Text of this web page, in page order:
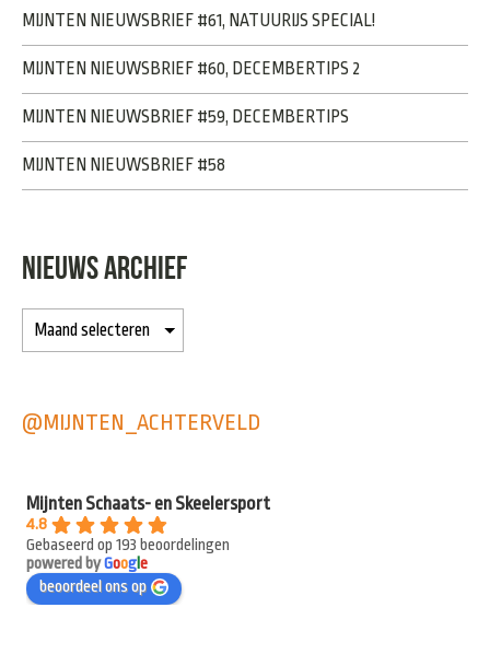
MIJNTEN NIEUWSBRIEF #61, NATUURIJS SPECIAL!
MIJNTEN NIEUWSBRIEF #60, DECEMBERTIPS 2
MIJNTEN NIEUWSBRIEF #59, DECEMBERTIPS
MIJNTEN NIEUWSBRIEF #58
NIEUWS ARCHIEF
@MIJNTEN_ACHTERVELD
Mijnten Schaats- en Skeelersport
4.8
Gebaseerd op 193 beoordelingen
powered byGooge
beoordeel ons op